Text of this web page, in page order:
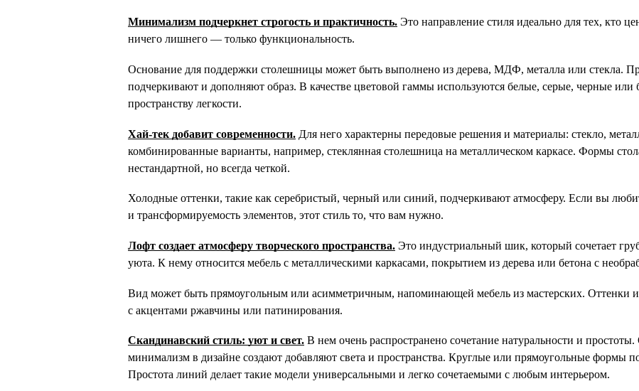
Минимализм подчеркнет строгость и практичность. Это направление стиля идеально для тех, кто
ничего лишнего — только функциональность.
Основание для поддержки столешницы может быть выполнено из дерева, МДФ, металла или стекла.
подчеркивают и дополняют образ. В качестве цветовой гаммы используются белые, серые, черные
пространству легкости.
Хай-тек добавит современности. Для него характерны передовые решения и материалы: стекло,
комбинированные варианты, например, стеклянная столешница на металлическом каркасе. Формы
нестандартной, но всегда четкой.
Холодные оттенки, такие как серебристый, черный или синий, подчеркивают атмосферу. Если вы
и трансформируемость элементов, этот стиль то, что вам нужно.
Лофт создает атмосферу творческого пространства. Это индустриальный шик, который сочетает
уюта. К нему относится мебель с металлическими каркасами, покрытием из дерева или бетона с
Вид может быть прямоугольным или асимметричным, напоминающей мебель из мастерских. Оттенки
с акцентами ржавчины или патинирования.
Скандинавский стиль: уют и свет. В нем очень распространено сочетание натуральности и
минимализм в дизайне создают добавляют света и пространства. Круглые или прямоугольные формы
Простота линий делает такие модели универсальными и легко сочетаемыми с любым интерьером.